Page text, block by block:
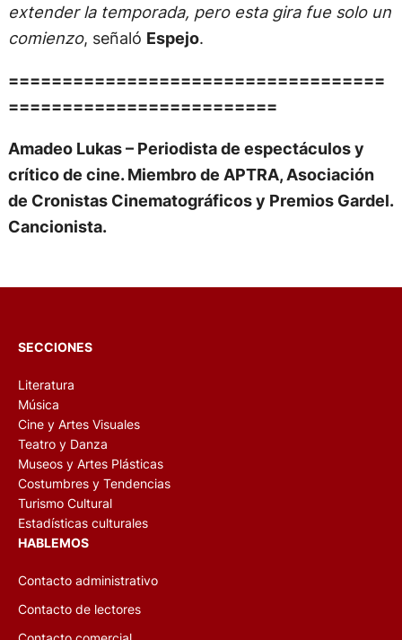
extender la temporada, pero esta gira fue solo un
comienzo, señaló Espejo.
===================================
=========================
Amadeo Lukas – Periodista de espectáculos y
crítico de cine. Miembro de APTRA, Asociación
de Cronistas Cinematográficos y Premios Gardel.
Cancionista.
SECCIONES
Literatura
Música
Cine y Artes Visuales
Teatro y Danza
Museos y Artes Plásticas
Costumbres y Tendencias
Turismo Cultural
Estadísticas culturales
HABLEMOS
Contacto administrativo
Contacto de lectores